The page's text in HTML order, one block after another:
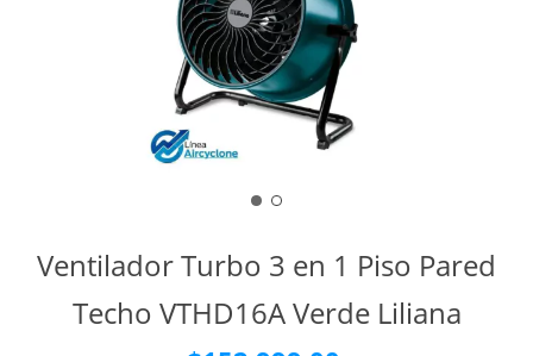
Ventilador Turbo 3 en 1 Piso Pared
Techo VTHD16A Verde Liliana